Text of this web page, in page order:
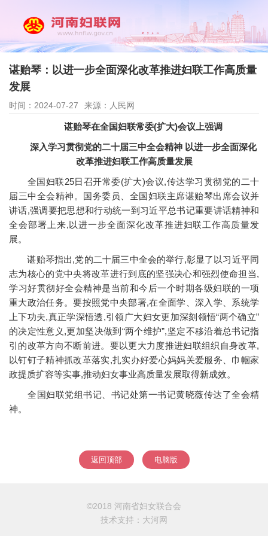
谌贻琴：以进一步全面深化改革推进妇联工作高质量
发展
时间：2024-07-27 来源：人民网
谌贻琴在全国妇联常委(扩大)会议上强调
深入学习贯彻党的二十届三中全会精神 以进一步全面深化
改革推进妇联工作高质量发展
全国妇联25日召开常委(扩大)会议,传达学习贯彻党的二十
届三中全会精神。国务委员、全国妇联主席谌贻琴出席会议并
讲话,强调要把思想和行动统一到习近平总书记重要讲话精神和
全会部署上来,以进一步全面深化改革推进妇联工作高质量发
展。
谌贻琴指出,党的二十届三中全会的举行,彰显了以习近平同
志为核心的党中央将改革进行到底的坚强决心和强烈使命担当,
学习好贯彻好全会精神是当前和今后一个时期各级妇联的一项
重大政治任务。要按照党中央部署,在全面学、深入学、系统学
上下功夫,真正学深悟透,引领广大妇女更加深刻领悟“两个确立”
的决定性意义,更加坚决做到“两个维护”,坚定不移沿着总书记指
引的改革方向不断前进。要以更大力度推进妇联组织自身改革,
以钉钉子精神抓改革落实,扎实办好爱心妈妈关爱服务、巾帼家
政提质扩容等实事,推动妇女事业高质量发展取得新成效。
全国妇联党组书记、书记处第一书记黄晓薇传达了全会精
神。
返回顶部 电脑版
©2018 河南省妇女联合会
技术支持： 大河网